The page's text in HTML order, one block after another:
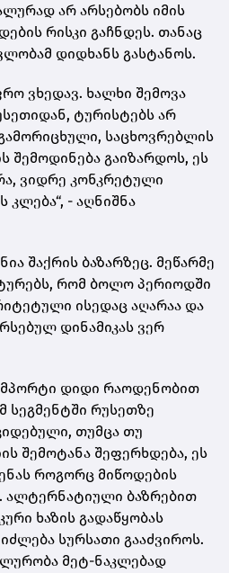
არ არსებობს იმის
რისკი გაჩნდეს. თანაც
დიდხანს გასტანოს.
ვხედავ. ხალხი შემოვა
ტურისტებს არ
საცხოვრებლის
შემოდინება გაიზარდოს, ეს
ვიდრე კონკრეტული
- აღნიშნა
შაქრის ბაზარზეც. მეწარმე
რომ ბოლო პერიოდში
ისედაც აღარაა და
დინამიკას ვერ
დიდი რაოდენობით
სეგმენტში რუსეთზე
თუმცა თუ
შემოტანა შეფერხდება, ეს
როგორც მიწოდების
ალტერნატიული ბაზრებით
ხაზის გადაწყობას
სურსათი გააძვიროს.
მეტ-ნაკლებად